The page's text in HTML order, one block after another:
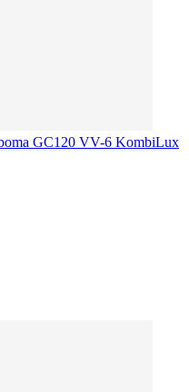
GC120 VV-6 KombiLux